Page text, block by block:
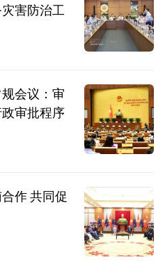
害防治工
会议：审
审批程序
作 共同促